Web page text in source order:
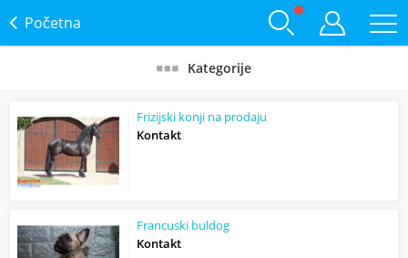
Početna
Kategorije
Frizijski konji na prodaju
Kontakt
Francuski buldog
Kontakt